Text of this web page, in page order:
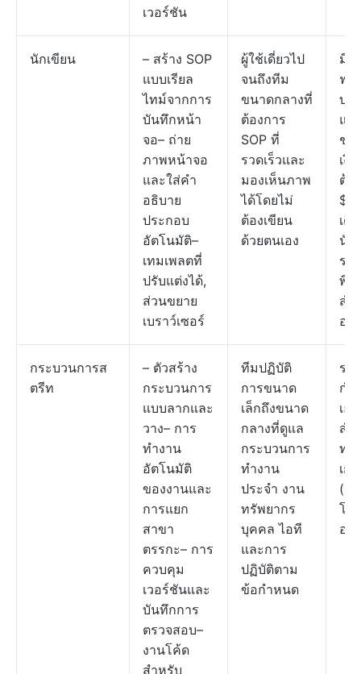
เวอร์ชัน
นักเขียน
– สร้าง SOP
แบบเรียล
ไทม์จากการ
บันทึกหน้า
จอ– ถ่าย
ภาพหน้าจอ
และใส่คำ
อธิบาย
ประกอบ
อัตโนมัติ–
เทมเพลตที่
ปรับแต่งได้,
ส่วนขยาย
เบราว์เซอร์
ผู้ใช้เดี่ยวไป
จนถึงทีม
ขนาดกลางที่
ต้องการ
SOP ที่
รวดเร็วและ
มองเห็นภาพ
ได้โดยไม่
ต้องเขียน
ด้วยตนเอง
มีแ
ฟรี
บริ
แผ
ชำ
เงิ
ต้น
เดื
นั่ง;
รา
พิเ
สำ
อง
กระบวนการส
ตรีท
– ตัวสร้าง
กระบวนการ
แบบลากและ
วาง– การ
ทำงาน
อัตโนมัติ
ของงานและ
การแยก
สาขา
ตรรกะ– การ
ควบคุม
เวอร์ชันและ
บันทึกการ
ตรวจสอบ–
งานโค้ด
สำหรับ
ทีมปฏิบัติ
การขนาด
เล็กถึงขนาด
กลางที่ดูแล
กระบวนการ
ทำงาน
ประจำ งาน
ทรัพยากร
บุคคล ไอที
และการ
ปฏิบัติตาม
ข้อกำหนด
รา
กำ
เอง
สำ
ทุก
เกจ
(เ
โป
อง